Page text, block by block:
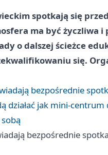
spotkają się
ma być życzliwa i
o dalszej ścieżce
się.
bezpośrednie
działać jak mini‑centrum
bezpośrednie